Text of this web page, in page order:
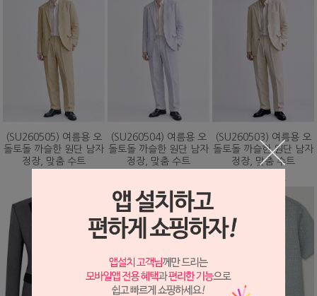
(SU260505) 여름용 오
돌토돌 까슬한 원단 남자
정장, 맞춤 수트
(SU260504) 여름용 오
돌토돌 까슬한 원단 남자
정장, 맞춤 수트
(SU260503) 여름용 오
돌토돌 까슬한 원단 남자
정장, 맞춤 수트